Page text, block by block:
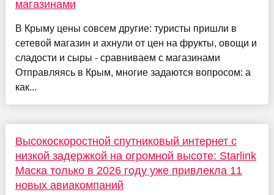
магазинами
В Крыму цены совсем другие: туристы пришли в
сетевой магазин и ахнули от цен на фрукты, овощи и
сладости и сыры - сравниваем с магазинами
Отправляясь в Крым, многие задаются вопросом: а
как...
Высокоскоростной спутниковый интернет с
низкой задержкой на огромной высоте: Starlink
Маска только в 2026 году уже привлекла 11
новых авиакомпаний